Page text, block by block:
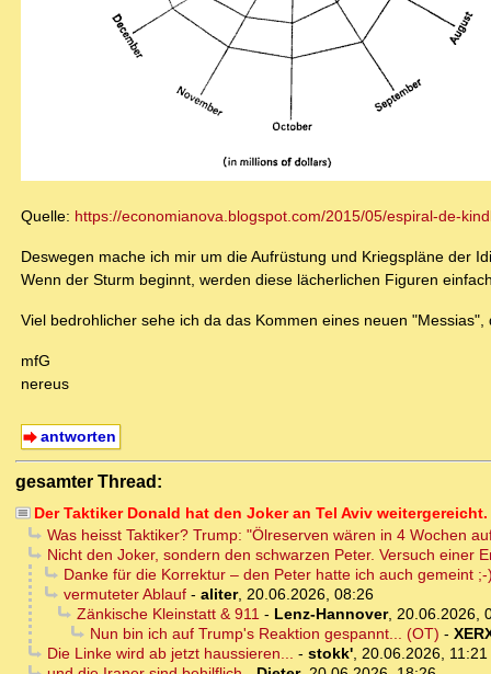
Quelle: https://economianova.blogspot.com/2015/05/espiral-de-
Deswegen mache ich mir um die Aufrüstung und Kriegspläne der
Wenn der Sturm beginnt, werden diese lächerlichen Figuren
Viel bedrohlicher sehe ich da das Kommen eines neuen
mfG
nereus
antworten
gesamter Thread:
Der Taktiker Donald hat den Joker an Tel Aviv weitergereicht.
Was heisst Taktiker? Trump: "Ölreserven wären in 4 Wochen
Nicht den Joker, sondern den schwarzen Peter. Versuch einer
Danke für die Korrektur – den Peter hatte ich auch gemeint ;-)
vermuteter Ablauf- aliter, 20.06.2026, 08:26
Zänkische Kleinstatt & 911- Lenz-Hannover, 20.06.2026,
Nun bin ich auf Trump's Reaktion gespannt... (OT) -
Die Linke wird ab jetzt haussieren... - stokk', 20.06.2026, 11:21